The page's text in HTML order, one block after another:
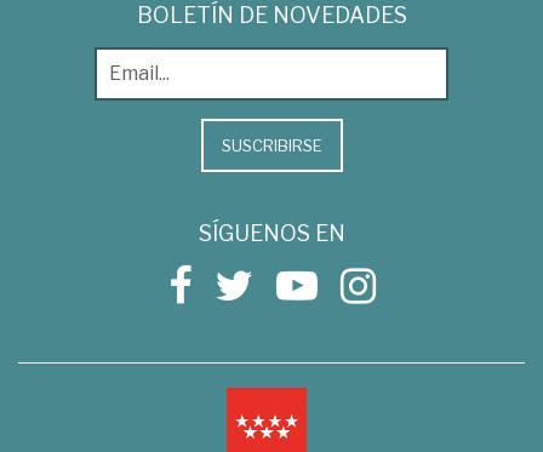
BOLETÍN DE NOVEDADES
SUSCRIBIRSE
SÍGUENOS EN